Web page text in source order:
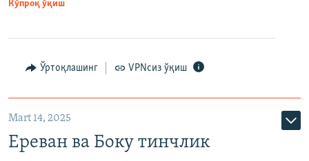
Кўпроқ ўқиш
Ўртоқлашинг VPNсиз ўқиш
Mart 14, 2025
Ереван ва Боку тинчлик